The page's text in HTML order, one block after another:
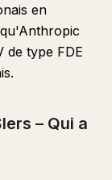
en
de type FDE
– Qui a